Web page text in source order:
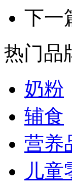
下一
热门品
奶粉
辅食
营养
儿童